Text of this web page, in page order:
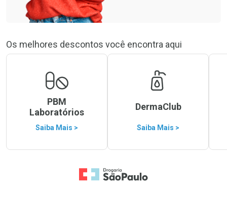
Os melhores descontos você encontra aqui
PBM
Laboratórios
Saiba Mais >
DermaClub
Saiba Mais >
Ir para a Home